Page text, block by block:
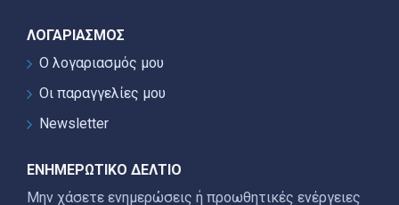
ΛΟΓΑΡΙΑΣΜΌΣ
Ο λογαριασμός μου
Οι παραγγελίες μου
Newsletter
ΕΝΗΜΕΡΩΤΙΚΌ ΔΕΛΤΊΟ
Μην χάσετε ενημερώσεις ή προωθητικές ενέργειες